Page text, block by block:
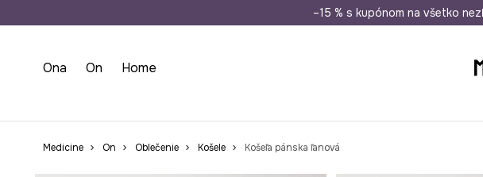
Doprava zadarmo od 50 €
–15 % s kupónom na všetko
Ona On Home
Medicine On Oblečenie Košele Košeľa pánska ľanová